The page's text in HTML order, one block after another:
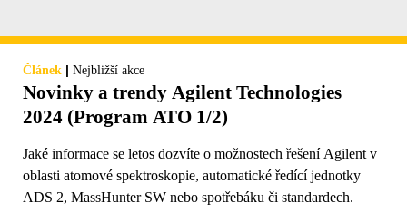
Článek | Nejbližší akce
Novinky a trendy Agilent Technologies
2024 (Program ATO 1/2)
Jaké informace se letos dozvíte o možnostech řešení Agilent v
oblasti atomové spektroskopie, automatické ředící jednotky
ADS 2, MassHunter SW nebo spotřebáku či standardech.